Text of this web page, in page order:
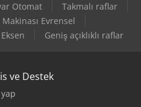
Otomat
Takmalı raflar
Evrensel
Geniş açıklıklı raflar
ve Destek